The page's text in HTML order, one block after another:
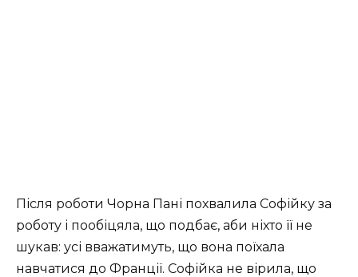
Після роботи Чорна Пані похвалила Софійку за
роботу і пообіцяла, що подбає, аби ніхто її не
шукав: усі вважатимуть, що вона поїхала
навчатися до Франції. Софійка не вірила, що